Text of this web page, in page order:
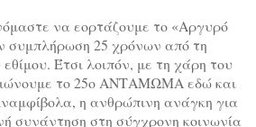
να εορτάζουμε το «Αργυρό
συμπλήρωση 25 χρόνων από τη
Έτσι λοιπόν, με τη χάρη του
το 25ο ΑΝΤΑΜΩΜΑ εδώ και
η ανθρώπινη ανάγκη για
συνάντηση στη σύγχρονη κοινωνία